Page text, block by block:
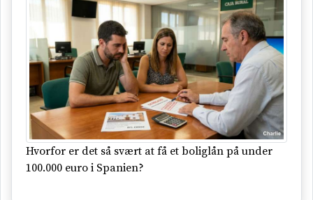
Hvorfor er det så svært at få et boliglån på under
100.000 euro i Spanien?